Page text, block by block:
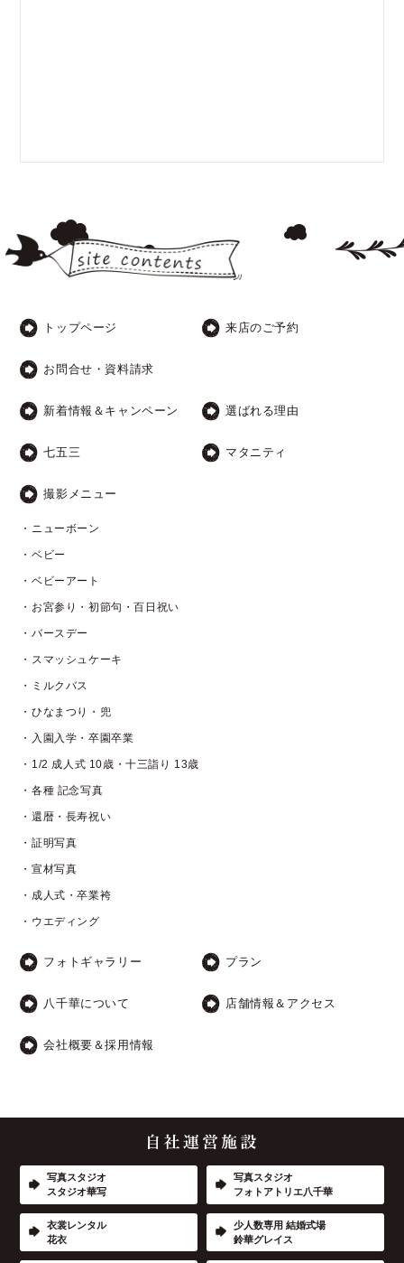
トップページ 来店のご予約
お問合せ・資料請求
新着情報＆キャンペーン 選ばれる理由
七五三 マタニティ
撮影メニュー
・ニューボーン
・ベビー
・ベビーアート
・お宮参り・初節句・百日祝い
・バースデー
・スマッシュケーキ
・ミルクバス
・ひなまつり・兜
・入園入学・卒園卒業
・1/2 成人式 10歳・十三詣り 13歳
・各種 記念写真
・還暦・長寿祝い
・証明写真
・宣材写真
・成人式・卒業袴
・ウエディング
フォトギャラリー プラン
八千華について 店舗情報＆アクセス
会社概要＆採用情報
写真スタジオ
スタジオ華写
写真スタジオ
フォトアトリエ八千華
衣裳レンタル
花衣
少人数専用 結婚式場
鈴華グレイス